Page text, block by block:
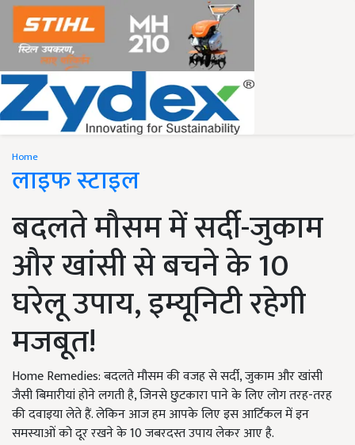
Home
लाइफ स्टाइल
बदलते मौसम में सर्दी-जुकाम
और खांसी से बचने के 10
घरेलू उपाय, इम्यूनिटी रहेगी
मजबूत!
Home Remedies: बदलते मौसम की वजह से सर्दी, जुकाम और खांसी
जैसी बिमारीयां होने लगती है, जिनसे छुटकारा पाने के लिए लोग तरह-तरह
की दवाइया लेते हैं. लेकिन आज हम आपके लिए इस आर्टिकल में इन
समस्याओं को दूर रखने के 10 जबरदस्त उपाय लेकर आए है.